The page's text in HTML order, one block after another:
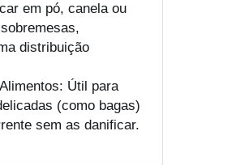
em pó, canela ou
distribuição
Útil para
(como bagas)
sem as danificar.